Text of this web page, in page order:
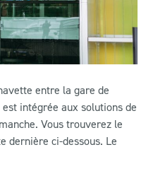
entre la gare de
intégrée aux solutions de
Vous trouverez le
dernière ci-dessous. Le